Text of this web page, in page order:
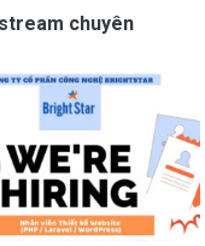
chuyên